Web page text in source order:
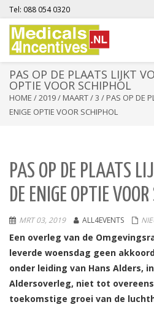
Tel: 088 054 0320
PAS OP DE PLAATS LIJKT
OPTIE VOOR SCHIPHOL
HOME /2019/ MAART/3 / PAS OP DE
ENIGE OPTIE VOOR SCHIPHOL
PAS OP DE PLAATS
DE ENIGE OPTIE
MRT 03, 2019 ALL4EVENTS
Een overleg van de
leverde woensdag geen
onder leiding van Hans Alders,
Aldersoverleg, niet tot
toekomstige groei van de